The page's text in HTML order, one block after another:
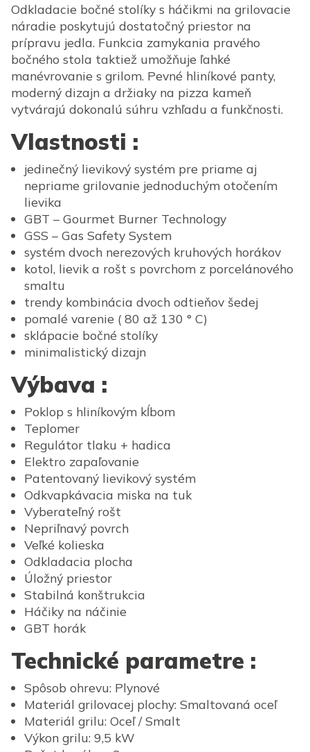
Odkladacie bočné stolíky s háčikmi na grilovacie
náradie poskytujú dostatočný priestor na
prípravu jedla. Funkcia zamykania pravého
bočného stola taktiež umožňuje ľahké
manévrovanie s grilom. Pevné hliníkové panty,
moderný dizajn a držiaky na pizza kameň
vytvárajú dokonalú súhru vzhľadu a funkčnosti.
Vlastnosti :
jedinečný lievikový systém pre priame aj
nepriame grilovanie jednoduchým otočením
lievika
GBT – Gourmet Burner Technology
GSS – Gas Safety System
systém dvoch nerezových kruhových horákov
kotol, lievik a rošt s povrchom z porcelánového
smaltu
trendy kombinácia dvoch odtieňov šedej
pomalé varenie ( 80 až 130 ° C)
sklápacie bočné stolíky
minimalistický dizajn
Výbava :
Poklop s hliníkovým kĺbom
Teplomer
Regulátor tlaku + hadica
Elektro zapaľovanie
Patentovaný lievikový systém
Odkvapkávacia miska na tuk
Vyberateľný rošt
Nepriľnavý povrch
Veľké kolieska
Odkladacia plocha
Úložný priestor
Stabilná konštrukcia
Háčiky na náčinie
GBT horák
Technické parametre :
Spôsob ohrevu: Plynové
Materiál grilovacej plochy: Smaltovaná oceľ
Materiál grilu: Oceľ / Smalt
Výkon grilu: 9,5 kW